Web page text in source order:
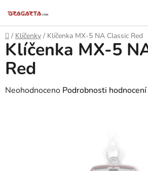
na
obsah
Domů
/ Klíčenky / Klíčenka MX-5 NA Classic Red
Klíčenka MX-5
Red
Průměrné
Neohodnoceno Podrobnosti hodnocení